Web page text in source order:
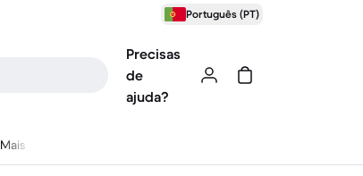
Português (PT)
Precisas
de
ajuda?
Mais